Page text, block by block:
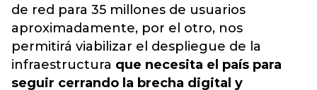
de red para 35 millones de usuarios
aproximadamente, por el otro, nos
permitirá viabilizar el despliegue de la
infraestructura que necesita el país para
seguir cerrando la brecha digital y